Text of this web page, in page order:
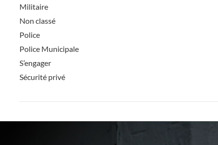
Militaire
Non classé
Police
Police Municipale
S’engager
Sécurité privé